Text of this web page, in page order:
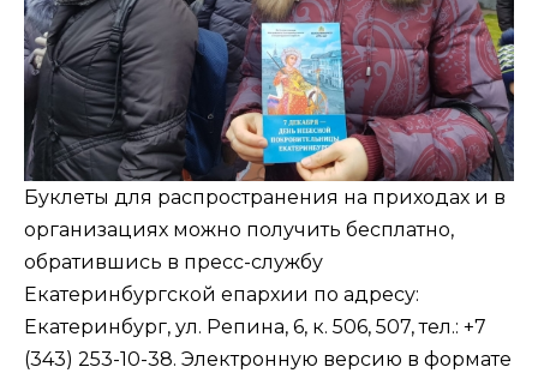
Буклеты для распространения на приходах и в
организациях можно получить бесплатно,
обратившись в пресс-службу
Екатеринбургской епархии по адресу:
Екатеринбург, ул. Репина, 6, к. 506, 507, тел.: +7
(343) 253-10-38. Электронную версию в формате